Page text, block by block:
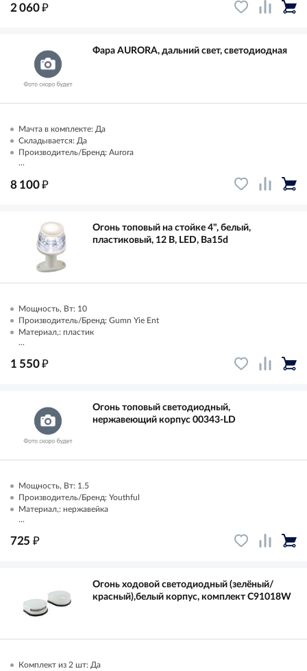
2 060₽
Фара AURORA, дальний свет, светодиодная
Мачта в комплекте: Да
Складывается: Да
Производитель/Бренд: Aurora
...
8 100₽
Огонь топовый на стойке 4", белый,
пластиковый, 12 В, LED, Ba15d
Мощность, Вт: 10
Производитель/Бренд: Gumn Yie Ent
Материал,: пластик
...
1 550₽
Огонь топовый светодиодный,
нержавеющий корпус 00343-LD
Мощность, Вт: 1.5
Производитель/Бренд: Youthful
Материал,: нержавейка
...
725 ₽
Огонь ходовой светодиодный (зелёный/
красный),белый корпус, комплект C91018W
Комплект из 2 шт: Да